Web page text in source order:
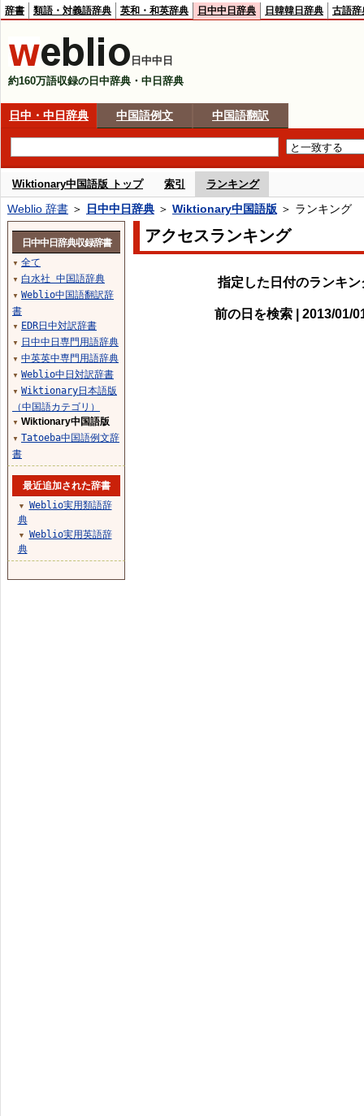
辞書 類語・対義語辞典 英和・和英辞典 日中中日辞典 日韓韓日辞典 古語辞
日中中日
約160万語収録の日中辞典・中日辞典
日中・中日辞典 中国語例文 中国語翻訳
Wiktionary中国語版 トップ 索引 ランキング
Weblio 辞書 ＞ 日中中日辞典 ＞ Wiktionary中国語版 ＞ ランキング
アクセスランキング
指定した日付のランキ
前の日を検索 | 2013/01/
日中中日辞典収録辞書
▼ 全て
▼ 白水社 中国語辞典
▼ Weblio中国語翻訳辞
書
▼ EDR日中対訳辞書
▼ 日中中日専門用語辞典
▼ 中英英中専門用語辞典
▼ Weblio中日対訳辞書
▼ Wiktionary日本語版
（中国語カテゴリ）
▼ Wiktionary中国語版
▼ Tatoeba中国語例文辞
書
最近追加された辞書
▼
Weblio実用類語辞
典
▼
Weblio実用英語辞
典